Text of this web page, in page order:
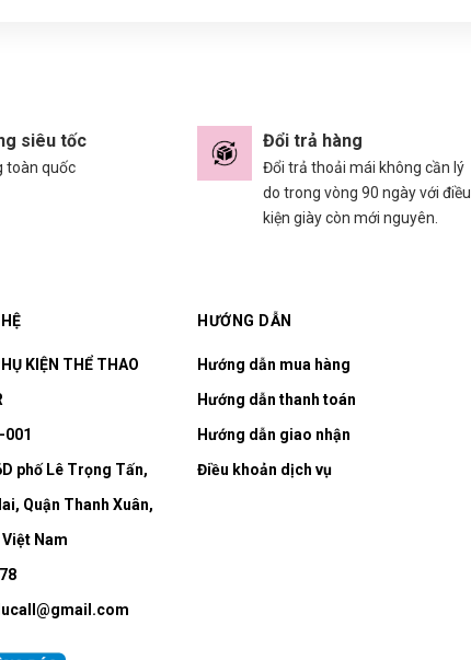
siêu tốc
toàn quốc
Đổi trả hàng
Đổi trả thoải mái không cần lý
do trong vòng 90 ngày với điều
kiện giày còn mới nguyên.
KIỆN THỂ THAO
001
phố Lê Trọng Tấn,
Quận Thanh Xuân,
Nam
HƯỚNG DẪN
Hướng dẫn mua hàng
Hướng dẫn thanh toán
Hướng dẫn giao nhận
Điều khoản dịch vụ